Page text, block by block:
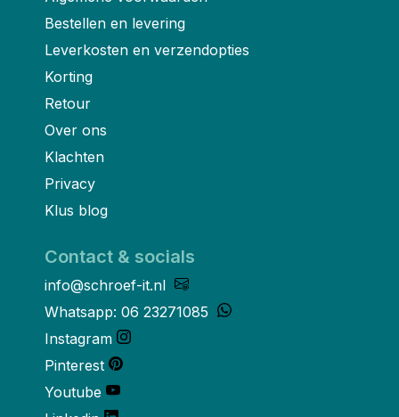
Bestellen en levering
Leverkosten en verzendopties
Korting
Retour
Over ons
Klachten
Privacy
Klus blog
Contact & socials
info@schroef-it.nl
Whatsapp: 06 23271085
Instagram
Pinterest
Youtube